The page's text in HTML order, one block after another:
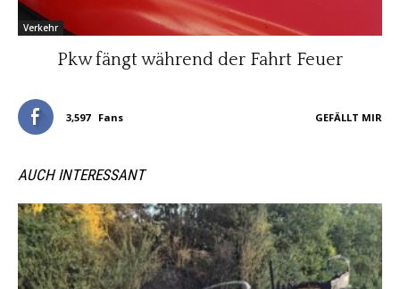
Verkehr
Pkw fängt während der Fahrt Feuer
3,597 Fans GEFÄLLT MIR
AUCH INTERESSANT